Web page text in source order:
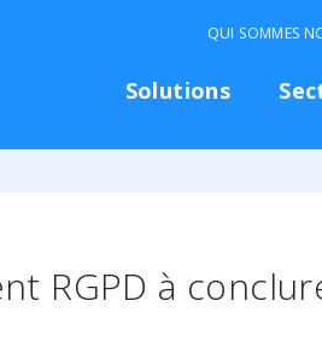
Solutions
QUI SOMMES
RGPD à